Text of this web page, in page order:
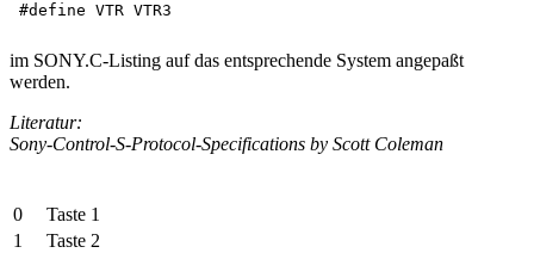
im SONY.C-Listing auf das entsprechende System angepaßt
werden.
Literatur:
Sony-Control-S-Protocol-Specifications by Scott Coleman
0
Taste 1
1
Taste 2